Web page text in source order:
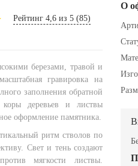
Рейтинг 4,6 из 5 (85)
березами, травой и
гравировка на
заполнения обратной
коры деревьев и листвы
оформление памятника.
ритм стволов по
Свет и тень создают
мягкости листвы.
О